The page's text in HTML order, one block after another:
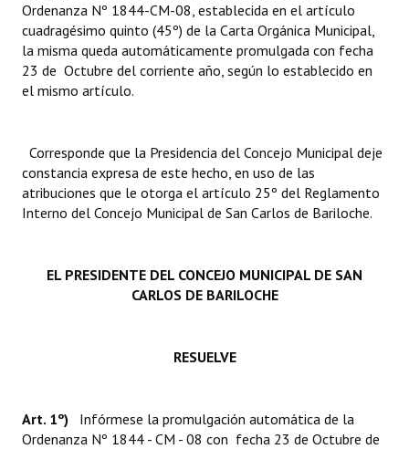
INSTITUCIONAL
Antiguos Pobladores
Noticias Destacadas
Datos Históricos
Premio al Mérito - Registro
Mujeres que Dejaron Huellas - Registro
Ciudadano Ilustre - Registro
Huéspedes de Honor - Registro
Ordenanza Nº 1844-CM-08, establecida en el artículo
cuadragésimo quinto (45º) de la Carta Orgánica Municipal,
la misma queda automáticamente promulgada con fecha
23 de Octubre del corriente año, según lo establecido en
el mismo artículo.
Corresponde que la Presidencia del Concejo Municipal deje
constancia expresa de este hecho, en uso de las
atribuciones que le otorga el artículo 25º del Reglamento
Interno del Concejo Municipal de San Carlos de Bariloche.
EL PRESIDENTE DEL CONCEJO MUNICIPAL DE SAN
CARLOS DE BARILOCHE
RESUELVE
Art. 1º) Infórmese la promulgación automática de la
Ordenanza Nº 1844 - CM - 08 con fecha 23 de Octubre de